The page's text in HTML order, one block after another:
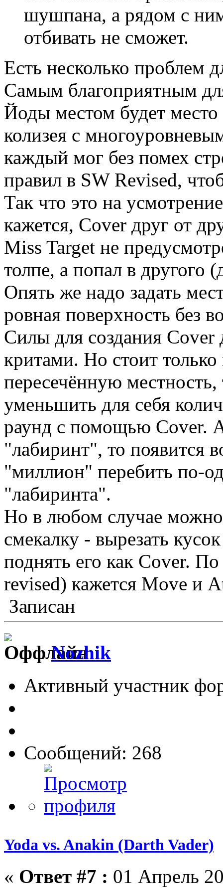
шушпана, а рядом с
отбивать не сможет.
Есть несколько проблем
Самым благоприятным
Йоды местом будет
колизея с
каждый мог без помех
правил в SW Revised,
Так что это на
кажется, Cover друг от
Miss Target не
толпе, а попал в другого
Опять же надо задать
ровная поверхность без
Силы для создания Cover
критами. Но стоит
пересечённую
уменьшить для себя
раунд с помощью Cover. А
"лабиринт", то появится
"миллион" перебить по-
"лабиринта".
Но в любом случае можно
смекалку - вырезать
поднять его как Cover.
revised) кажется Move и
Записан
Nozhik
Активный участник
Сообщений: 268
Yoda vs. Anakin (Darth Vader)
« Ответ #7 : 01 Апрель